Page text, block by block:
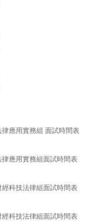
應用實務組 面試時間表
應用實務組面試時間表
科技法律組面試時間表
科技法律組面試時間表